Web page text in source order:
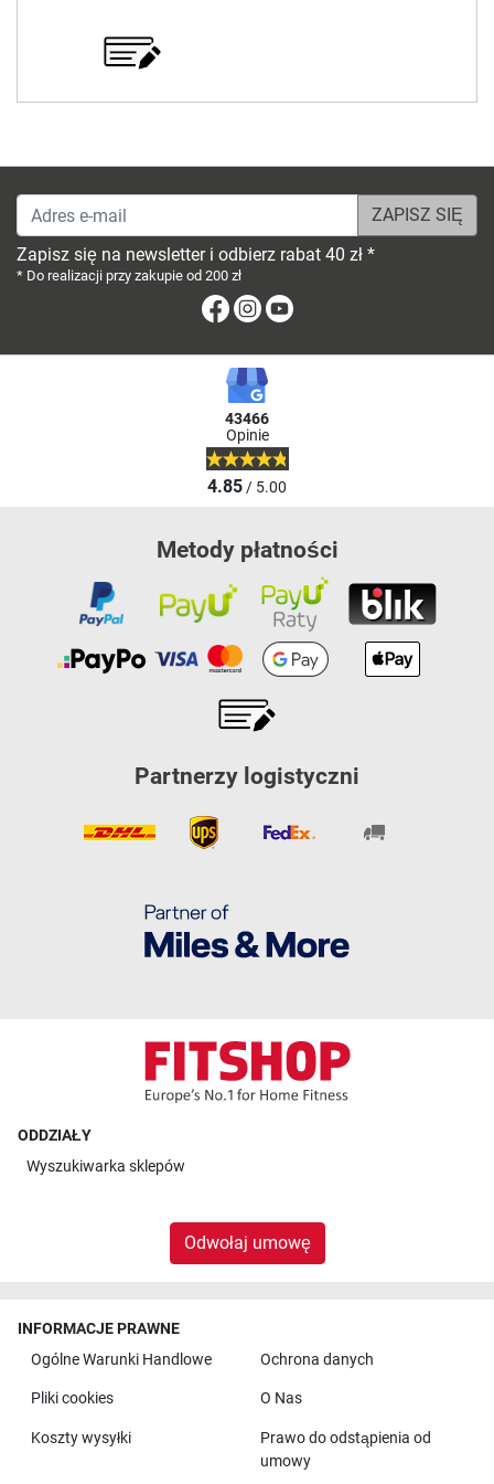
Adres e-mail
Zapisz się na newsletter i odbierz rabat 40 zł *
* Do realizacji przy zakupie od 200 zł
FacebookInstagram
43466
Opinie
4.85/ 5.00
Metody płatności
Partnerzy logistyczni
ODDZIAŁY
Wyszukiwarka sklepów
Odwołaj umowę
INFORMACJE PRAWNE
Ogólne Warunki Handlowe
Ochrona danych
Pliki cookies O Nas
Koszty wysyłki
Prawo do odstąpienia od
umowy